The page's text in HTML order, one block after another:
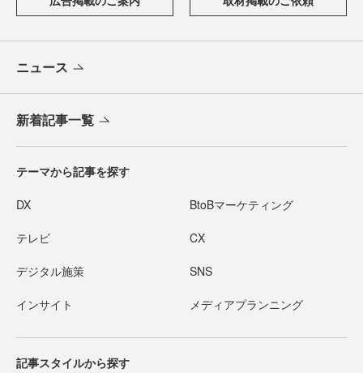
ニュース
新着記事一覧
テーマから記事を探す
DX BtoBマーケティング
テレビ CX
デジタル施策 SNS
インサイト メディアプランニング
記事スタイルから探す